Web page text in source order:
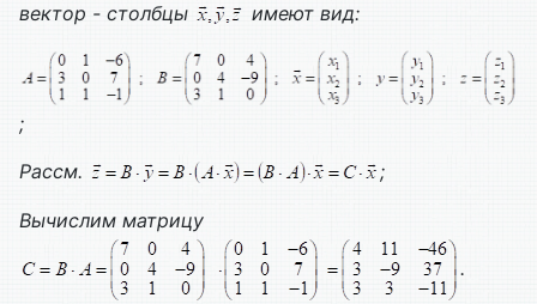
вектор - столбцы
имеют вид:
;
Рассм.
;
Вычислим матрицу
.